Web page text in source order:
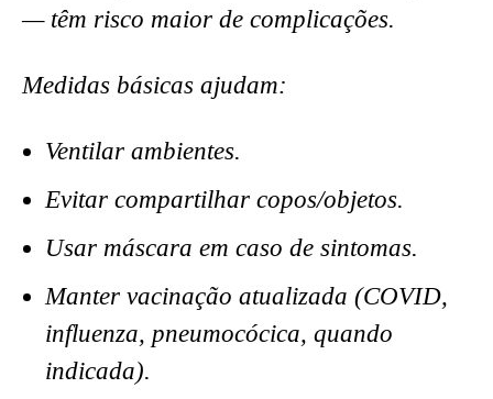
— têm risco maior de complicações.
Medidas básicas ajudam:
Ventilar ambientes.
Evitar compartilhar copos/objetos.
Usar máscara em caso de sintomas.
Manter vacinação atualizada (COVID,
influenza, pneumocócica, quando
indicada).